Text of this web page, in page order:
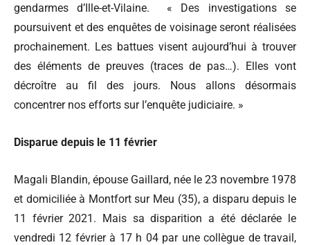
gendarmes d’Ille-et-Vilaine. « Des investigations se
poursuivent et des enquêtes de voisinage seront réalisées
prochainement. Les battues visent aujourd’hui à trouver
des éléments de preuves (traces de pas…). Elles vont
décroître au fil des jours. Nous allons désormais
concentrer nos efforts sur l’enquête judiciaire. »
Disparue depuis le 11 février
Magali Blandin, épouse Gaillard, née le 23 novembre 1978
et domiciliée à Montfort sur Meu (35), a disparu depuis le
11 février 2021. Mais sa disparition a été déclarée le
vendredi 12 février à 17 h 04 par une collègue de travail,